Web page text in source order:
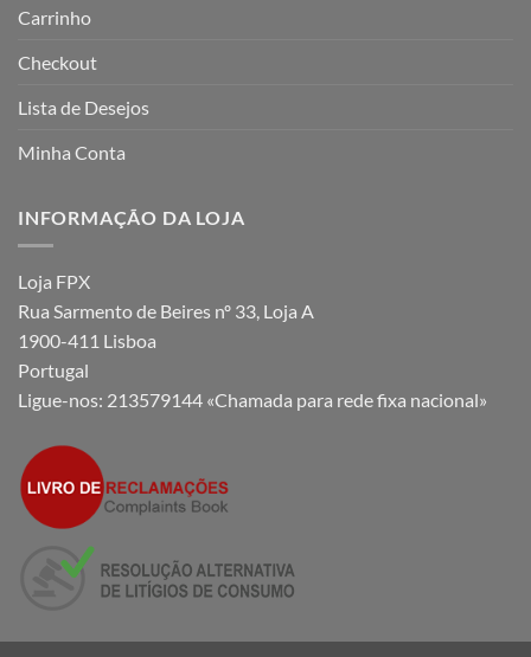
Carrinho
Checkout
Lista de Desejos
Minha Conta
INFORMAÇÃO DA LOJA
Loja FPX
Rua Sarmento de Beires nº 33, Loja A
1900-411 Lisboa
Portugal
Ligue-nos: 213579144 «Chamada para rede fixa nacional»